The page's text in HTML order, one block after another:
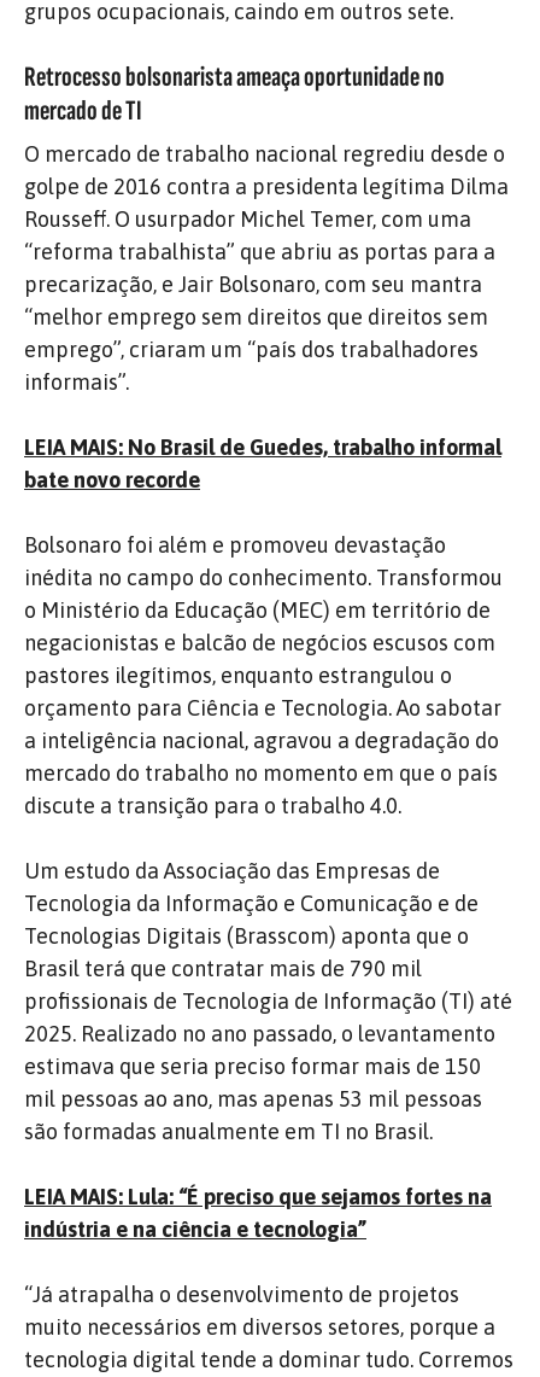
grupos ocupacionais, caindo em outros sete.
Retrocesso bolsonarista ameaça oportunidade no
mercado de TI
O mercado de trabalho nacional regrediu desde o
golpe de 2016 contra a presidenta legítima Dilma
Rousseff. O usurpador Michel Temer, com uma
“reforma trabalhista” que abriu as portas para a
precarização, e Jair Bolsonaro, com seu mantra
“melhor emprego sem direitos que direitos sem
emprego”, criaram um “país dos trabalhadores
informais”.
LEIA MAIS: No Brasil de Guedes, trabalho informal
bate novo recorde
Bolsonaro foi além e promoveu devastação
inédita no campo do conhecimento. Transformou
o Ministério da Educação (MEC) em território de
negacionistas e balcão de negócios escusos com
pastores ilegítimos, enquanto estrangulou o
orçamento para Ciência e Tecnologia. Ao sabotar
a inteligência nacional, agravou a degradação do
mercado do trabalho no momento em que o país
discute a transição para o trabalho 4.0.
Um estudo da Associação das Empresas de
Tecnologia da Informação e Comunicação e de
Tecnologias Digitais (Brasscom) aponta que o
Brasil terá que contratar mais de 790 mil
profissionais de Tecnologia de Informação (TI) até
2025. Realizado no ano passado, o levantamento
estimava que seria preciso formar mais de 150
mil pessoas ao ano, mas apenas 53 mil pessoas
são formadas anualmente em TI no Brasil.
LEIA MAIS: Lula: “É preciso que sejamos fortes na
indústria e na ciência e tecnologia”
“Já atrapalha o desenvolvimento de projetos
muito necessários em diversos setores, porque a
tecnologia digital tende a dominar tudo. Corremos